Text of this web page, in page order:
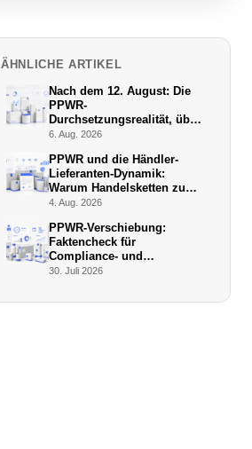
ÄHNLICHE ARTIKEL
Nach dem 12. August: Die
PPWR-
Durchsetzungsrealität, über
die niemand schreibt
6. Aug. 2026
PPWR und die Händler-
Lieferanten-Dynamik:
Warum Handelsketten zu
De-facto-Vollstreckern
4. Aug. 2026
PPWR-Verschiebung:
Faktencheck für
Compliance- und
Verpackungsmanager (Juli
30. Juli 2026